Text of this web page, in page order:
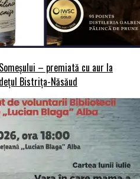
– premiată cu aur la
Bistrița-Năsăud